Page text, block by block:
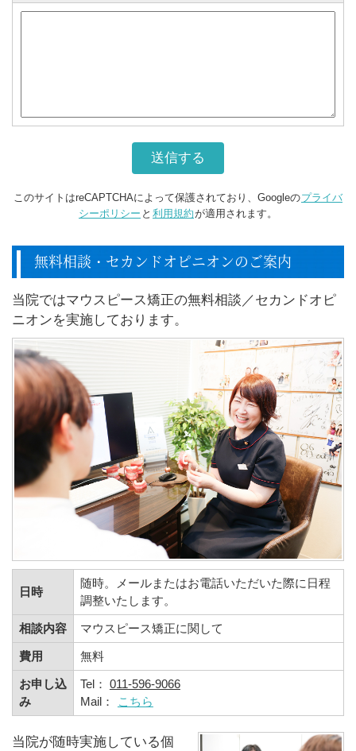
このサイトはreCAPTCHAによって保護されており、Googleのプライバ
シーポリシー と 利用規約が適用されます。
無料相談・セカンドオピニオンのご案内
当院ではマウスピース矯正の無料相談／セカンドオピ
ニオンを実施しております。
日時
随時。メールまたはお電話いただいた際に日程
調整いたします。
相談内容 マウスピース矯正に関して
費用 無料
お申し込
み
Tel： 011-596-9066
Mail：
こちら
当院が随時実施している個